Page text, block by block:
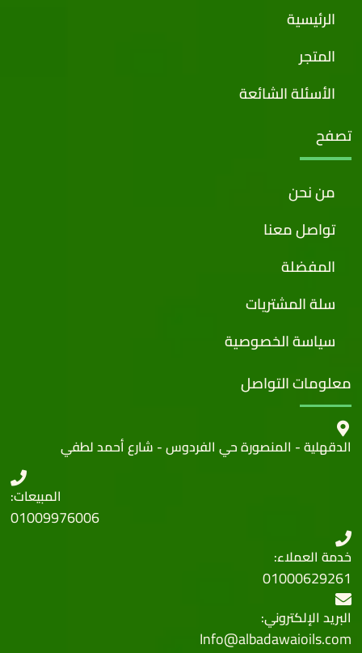
الرئيسية
المتجر
الأسئلة الشائعة
تصفح
من نحن
تواصل معنا
المفضلة
سلة المشتريات
سياسة الخصوصية
معلومات التواصل
الدقهلية - المنصورة حي الفردوس - شارع أحمد لطفي
المبيعات:
01009976006
خدمة العملاء:
01000629261
البريد الإلكتروني:
Info@albadawaioils.com